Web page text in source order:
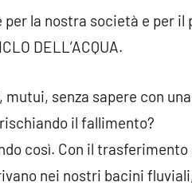
la nostra società e per
DELL’ACQUA.
senza sapere con
il fallimento?
così. Con il
nei nostri bacini